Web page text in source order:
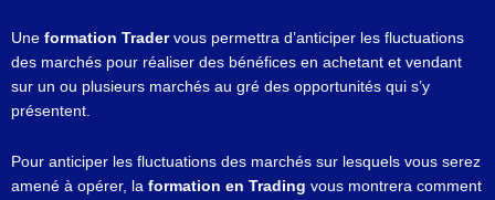
Une formation Trader vous permettra d’anticiper les fluctuations
des marchés pour réaliser des bénéfices en achetant et vendant
sur un ou plusieurs marchés au gré des opportunités qui s’y
présentent.
Pour anticiper les fluctuations des marchés sur lesquels vous serez
amené à opérer, la formation en Trading vous montrera comment